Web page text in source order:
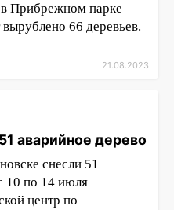
Прибрежном парке
66 деревьев.
21.08.2023
аварийное дерево
снесли 51
10 по 14 июля
центр по